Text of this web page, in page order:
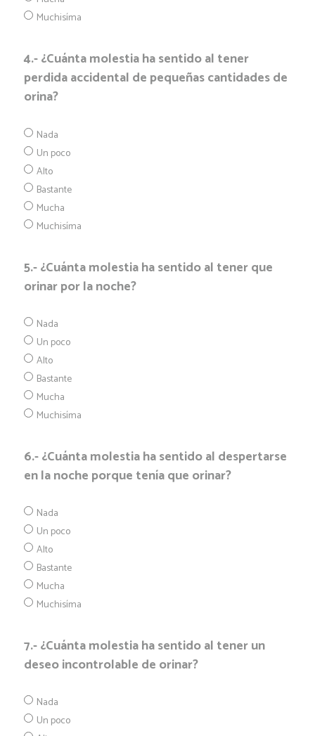
Muchisíma
4.- ¿Cuánta molestia ha sentido al tener
perdida accidental de pequeñas cantidades de
orina?
Nada
Un poco
Alto
Bastante
Mucha
Muchisíma
5.- ¿Cuánta molestia ha sentido al tener que
orinar por la noche?
Nada
Un poco
Alto
Bastante
Mucha
Muchisíma
6.- ¿Cuánta molestia ha sentido al despertarse
en la noche porque tenía que orinar?
Nada
Un poco
Alto
Bastante
Mucha
Muchisíma
7.- ¿Cuánta molestia ha sentido al tener un
deseo incontrolable de orinar?
Nada
Un poco